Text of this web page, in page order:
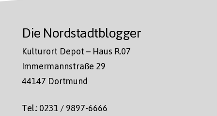
Die Nordstadtblogger
Kulturort Depot – Haus R.07
Immermannstraße 29
44147 Dortmund
Tel.: 0231 / 9897-6666